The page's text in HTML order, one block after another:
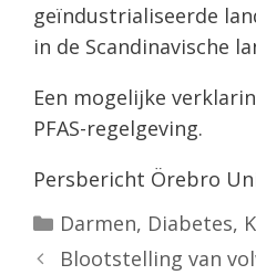
geïndustrialiseerde
in de Scandinavische
Een mogelijke
PFAS-regelgeving.
Persbericht Örebro
Categorieën
Darmen, Diabetes,
Blootstelling van